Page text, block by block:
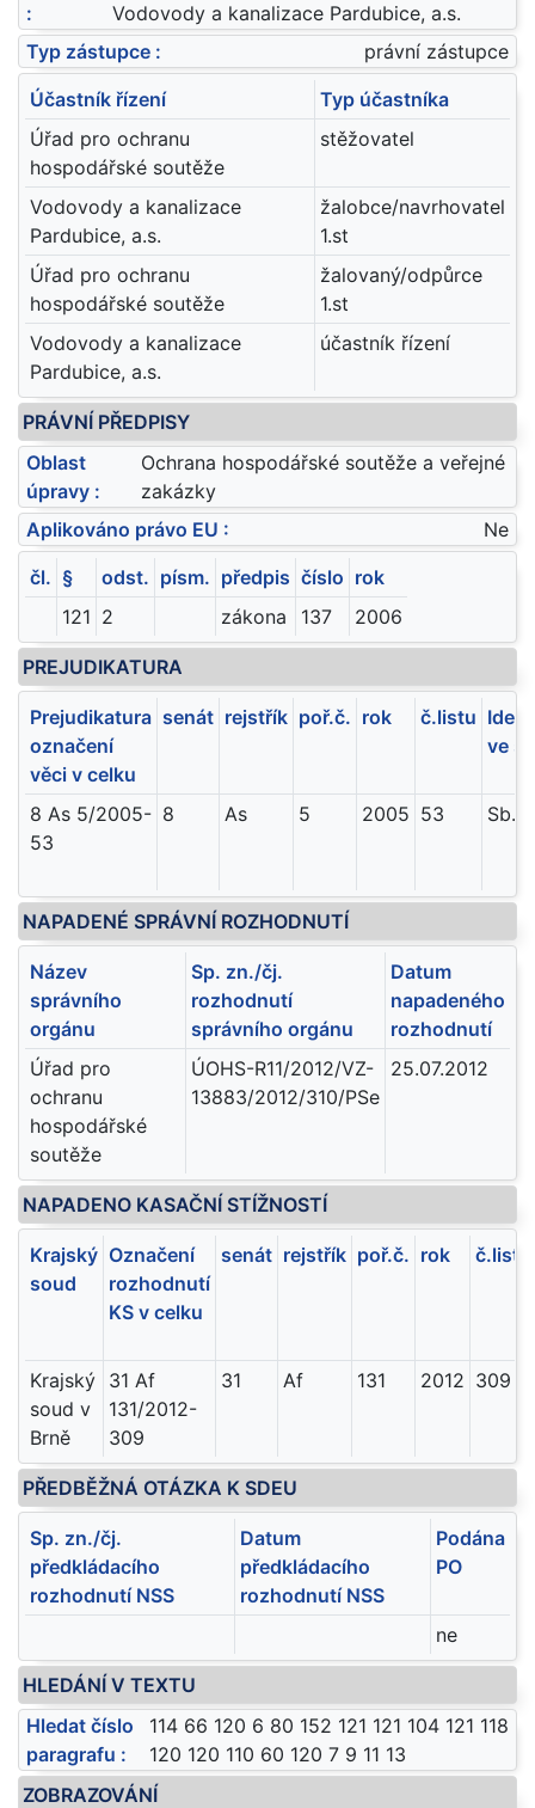
:
Vodovody a kanalizace Pardubice, a.s.
Typ zástupce :
právní zástupce
Účastník řízení
Typ účastníka
Úřad pro ochranu
hospodářské soutěže
stěžovatel
Vodovody a kanalizace
Pardubice, a.s.
žalobce/navrhovatel
1.st
Úřad pro ochranu
hospodářské soutěže
žalovaný/odpůrce
1.st
Vodovody a kanalizace
Pardubice, a.s.
účastník řízení
PRÁVNÍ PŘEDPISY
Oblast
úpravy :
Ochrana hospodářské soutěže a veřejné
zakázky
Aplikováno právo EU :
Ne
čl. § odst. písm. předpis číslo rok
121 2 zákona 137 2006
PREJUDIKATURA
Prejudikatura
označení
věci v celku
senát rejstřík poř.č. rok č.listu
ve
8 As 5/2005-
53
8 As 5 2005 53 Sb.
NAPADENÉ SPRÁVNÍ ROZHODNUTÍ
Název
správního
orgánu
Sp. zn./čj.
rozhodnutí
správního orgánu
Datum
napadeného
rozhodnutí
Úřad pro
ochranu
hospodářské
soutěže
ÚOHS-R11/2012/VZ-
13883/2012/310/PSe
25.07.2012
NAPADENO KASAČNÍ STÍŽNOSTÍ
Krajský
soud
Označení
rozhodnutí
KS v celku
senát rejstřík poř.č. rok č.listu
Krajský
soud v
Brně
31 Af
131/2012-
309
31 Af 131 2012 309
PŘEDBĚŽNÁ OTÁZKA K SDEU
Sp. zn./čj.
předkládacího
rozhodnutí NSS
Datum
předkládacího
rozhodnutí NSS
Podána
PO
ne
HLEDÁNÍ V TEXTU
Hledat číslo
paragrafu :
114 66 120 6 80 152 121 121 104 121 118
120 120 110 60 120 7 9 11 13
ZOBRAZOVÁNÍ